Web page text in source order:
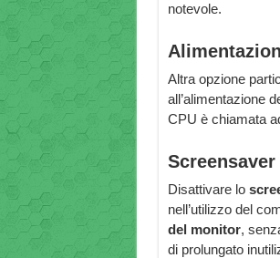
notevole.
Altra opzione
all’alimentazione
CPU è chiamata
Screensaver
Disattivare lo
nell’utilizzo del
del monitor,
di prolungato